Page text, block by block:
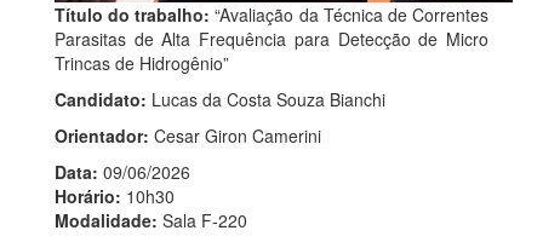
Título do trabalho: “Avaliação da Técnica de Correntes
Parasitas de Alta Frequência para Detecção de Micro
Trincas de Hidrogênio”
Candidato: Lucas da Costa Souza Bianchi
Orientador: Cesar Giron Camerini
Data: 09/06/2026
Horário: 10h30
Modalidade: Sala F-220